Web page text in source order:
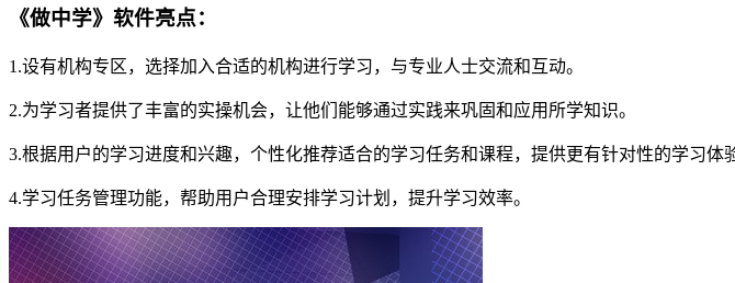
《做中学》软件亮点：
1.设有机构专区，选择加入合适的机构进行学习，与专业人士交流和互动。
2.为学习者提供了丰富的实操机会，让他们能够通过实践来巩固和应用所学知识。
3.根据用户的学习进度和兴趣，个性化推荐适合的学习任务和课程，提供更有针对性的学习体
4.学习任务管理功能，帮助用户合理安排学习计划，提升学习效率。